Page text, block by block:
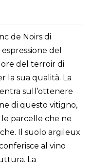
de Noirs di
del
del terroir di
la sua qualità. La
sull’ottenere
di questo vitigno,
parcelle che ne
Il suolo argileux
al vino
La